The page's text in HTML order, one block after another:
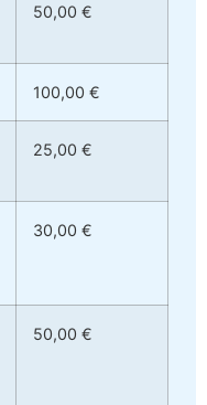
50,00 €
100,00 €
25,00 €
30,00 €
50,00 €